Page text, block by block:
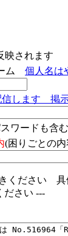
映されます
ム 個人名は
信します 掲
ワードも含
(困りごとの
ください 具
ださい ---